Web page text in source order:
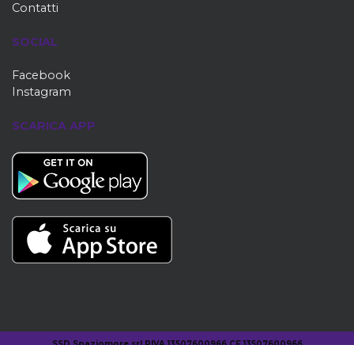
Contatti
SOCIAL
Facebook
Instagram
SCARICA APP